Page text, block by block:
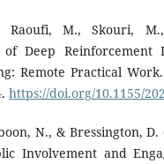
Raoufi, M., Skouri,
of Deep
Remote Practical
https://doi.org/10.1155/
N., & Bressington,
Involvement and